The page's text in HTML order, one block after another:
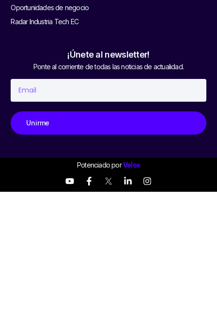
Oportunidades de negocio
Radar Industria Tech EC
¡Únete al newsletter!
Ponte al corriente de todas las noticias de actualidad.
Unirme
Potenciado porVelox